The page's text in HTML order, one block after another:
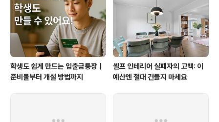
들 수 있습니다. 예를 들어 25세에 매달 20만 원씩 납입하
면, 35세에 시작한 경우보다 같은 금액이라도 만기 자산이
수천만 원 차이날 수 있습니다..
학생도 쉽게 만드는 입출금통장｜
준비물부터 개설 방법까지
셀프 인테리어 실패자의 고백: 이
예산엔 절대 건들지 마세요